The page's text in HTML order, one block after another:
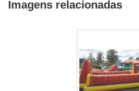
Imagens relacionadas